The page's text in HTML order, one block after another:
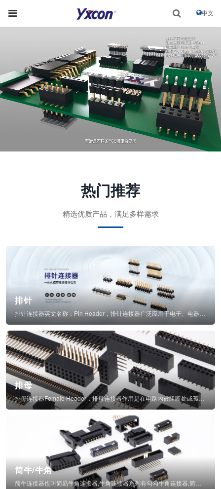
中文
热门推荐
精选优质产品，满足多样需求
排针
排母
排母连接器Female Header，排母连接器作用是在电路内被阻断处或孤立不通...
简牛/牛角